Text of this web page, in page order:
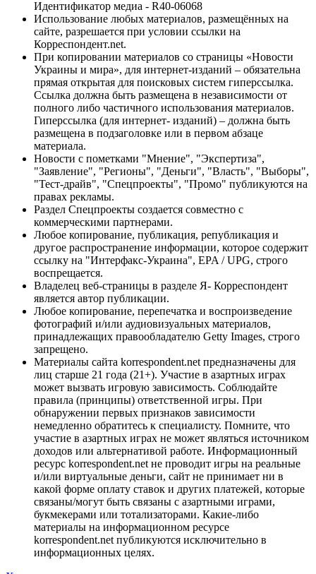
Идентификатор медиа - R40-06068
Использование любых материалов, размещённых на
сайте, разрешается при условии ссылки на
Корреспондент.net.
При копировании материалов со страницы «Новости
Украины и мира», для интернет-изданий – обязательна
прямая открытая для поисковых систем гиперссылка.
Ссылка должна быть размещена в независимости от
полного либо частичного использования материалов.
Гиперссылка (для интернет- изданий) – должна быть
размещена в подзаголовке или в первом абзаце
материала.
Новости с пометками "Мнение", "Экспертиза",
"Заявление", "Регионы", "Деньги", "Власть", "Выборы",
"Тест-драйв", "Спецпроекты", "Промо" публикуются на
правах рекламы.
Раздел Спецпроекты создается совместно с
коммерческими партнерами.
Любое копирование, публикация, републикация и
другое распространение информации, которое содержит
ссылку на "Интерфакс-Украина", EPA / UPG, строго
воспрещается.
Владелец веб-страницы в разделе Я- Корреспондент
является автор публикации.
Любое копирование, перепечатка и воспроизведение
фотографий и/или аудиовизуальных материалов,
принадлежащих правообладателю Getty Images, строго
запрещено.
Материалы сайта korrespondent.net предназначены для
лиц старше 21 года (21+). Участие в азартных играх
может вызвать игровую зависимость. Соблюдайте
правила (принципы) ответственной игры. При
обнаружении первых признаков зависимости
немедленно обратитесь к специалисту. Помните, что
участие в азартных играх не может являться источником
доходов или альтернативой работе. Информационный
ресурс korrespondent.net не проводит игры на реальные
и/или виртуальные деньги, сайт не принимает ни в
какой форме оплату ставок и других платежей, которые
связаны/могут быть связаны с азартными играми,
букмекерами или тотализаторами. Какие-либо
материалы на информационном ресурсе
korrespondent.net публикуются исключительно в
информационных целях.